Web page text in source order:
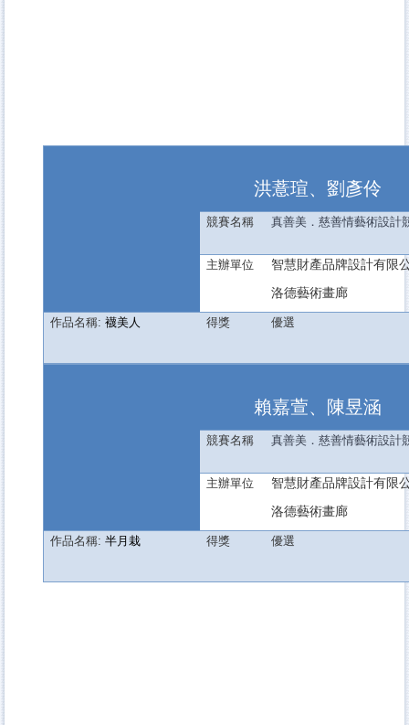
洪薏瑄、劉彥伶
競賽名稱 真善美．慈善情藝術設計
主辦單位
智慧財產品牌設計有限
洛德藝術畫廊
作品名稱: 襪美人 得獎 優選
賴嘉萱、陳昱涵
競賽名稱 真善美．慈善情藝術設計
主辦單位
智慧財產品牌設計有限
洛德藝術畫廊
作品名稱: 半月栽 得獎 優選